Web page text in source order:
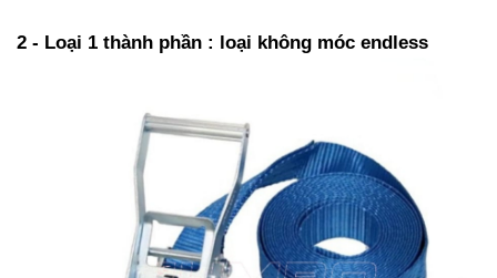
2 - Loại 1 thành phần : loại không móc endless